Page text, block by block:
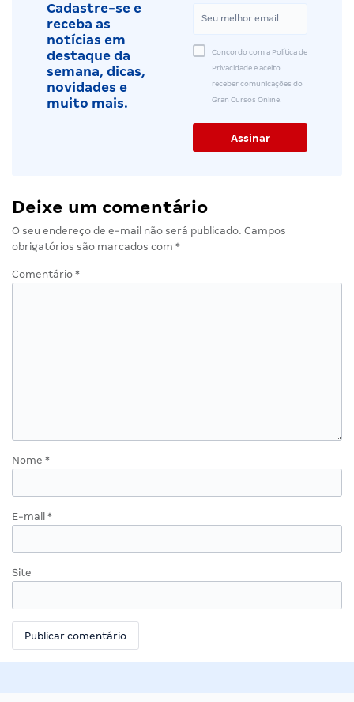
Cadastre-se e
receba as
notícias em
destaque da
semana, dicas,
novidades e
muito mais.
Concordo com a Política de
Privacidade e aceito
receber comunicações do
Gran Cursos Online.
Deixe um comentário
O seu endereço de e-mail não será publicado. Campos
obrigatórios são marcados com *
Comentário *
Nome *
E-mail *
Site